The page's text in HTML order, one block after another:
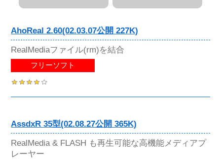
AhoReal 2.60(02.03.07公開 227K)
RealMediaファイル(rm)を結合
フリーソフト
AssdxR 35型(02.08.27公開 365K)
RealMedia & FLASH も再生可能な高機能メディアプ
レーヤー